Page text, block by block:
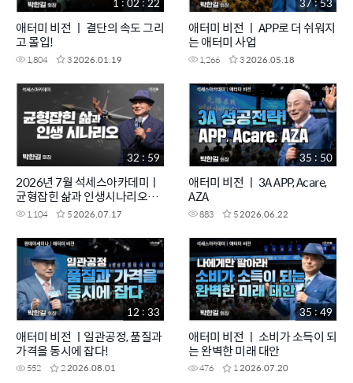
애터미 비전 ㅣ 결단의 속도 그리
고 몰입!
1,804 32026.01.19
애터미 비전 ㅣ APP로 더 쉬워지
는 애터미 사업
1,266 32026.05.18
2026년 7월 석세스아카데미ㅣ
균형잡힌 삶과 인생시나리오ㅣ
박한길회장
1,104 52026.07.17
32 : 59
애터미 비전 ㅣ 3A APP, Acare,
AZA
883 52026.06.22
35 : 50
애터미 비전 ㅣ일관공정, 품질과
가격을 동시에 잡다!
552 22026.08.01
12 : 33
애터미 비전 ㅣ 소비가 소득이 되
는 완벽한 미래 대안
476 12026.07.20
35 : 49